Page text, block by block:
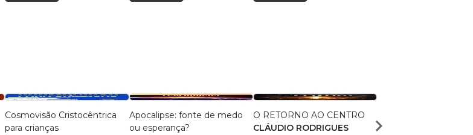
Cosmovisão Cristocêntrica
para crianças
Apocalipse: fonte de medo
ou esperança?
O RETORNO AO CENTRO
CLÁUDIO RODRIGUES
Malik El Shaddai